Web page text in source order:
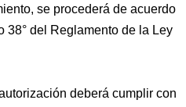
se procederá de acuerdo
38° del Reglamento de la Ley
deberá cumplir con